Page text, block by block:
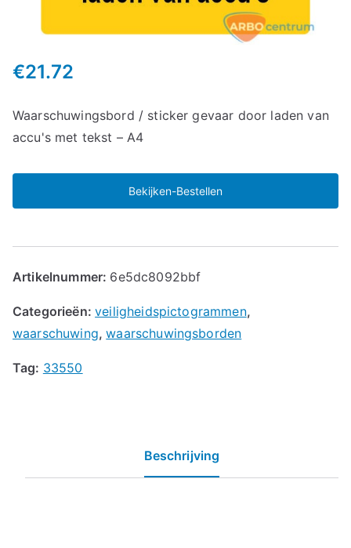
€21.72
Waarschuwingsbord / sticker gevaar door laden van
accu's met tekst – A4
Bekijken-Bestellen
Artikelnummer: 6e5dc8092bbf
Categorieën:veiligheidspictogrammen,
waarschuwing,waarschuwingsborden
Tag: 33550
Beschrijving